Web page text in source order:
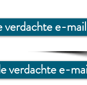
verdachte e-
verdachte e-